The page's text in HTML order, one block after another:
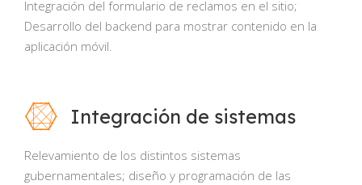
Integración del formulario de reclamos en el sitio;
Desarrollo del backend para mostrar contenido en la
aplicación móvil.
Integración de sistemas
Relevamiento de los distintos sistemas
gubernamentales; diseño y programación de las